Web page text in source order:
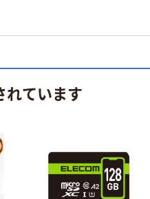
れています